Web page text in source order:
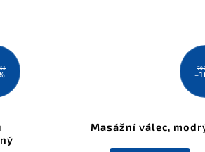
Masážní válec,